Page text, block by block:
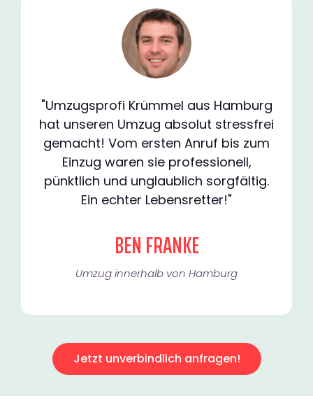
"Umzugsprofi Krümmel aus Hamburg
hat unseren Umzug absolut stressfrei
gemacht! Vom ersten Anruf bis zum
Einzug waren sie professionell,
pünktlich und unglaublich sorgfältig.
Ein echter Lebensretter!"
BEN FRANKE
Umzug innerhalb von Hamburg​
Jetzt unverbindlich anfragen!